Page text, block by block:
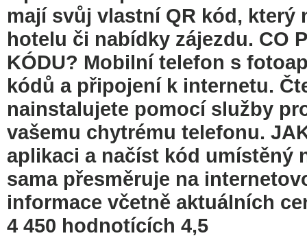
mají svůj vlastní QR kód, který
hotelu či nabídky zájezdu. CO
KÓDU? Mobilní telefon s
kódů a připojení k internetu.
nainstalujete pomocí služby
vašemu chytrému telefonu.
aplikaci a načíst kód umístěný
sama přesměruje na
informace včetně aktuálních
4 450 hodnotících 4,5